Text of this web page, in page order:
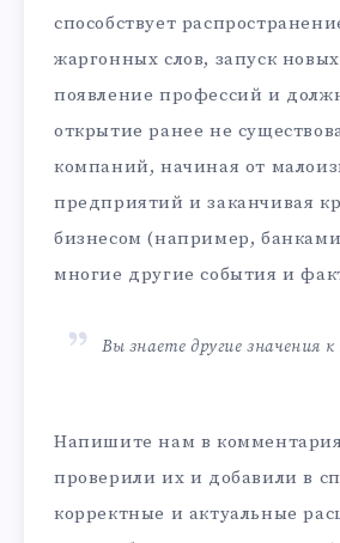
способствует
жаргонных слов, запуск
появление профессий и
открытие ранее не
компаний, начиная от
предприятий и заканчивая
бизнесом (например,
многие другие события и
Вы знаете другие значения
Напишите нам в
проверили их и добавили в
корректные и актуальные